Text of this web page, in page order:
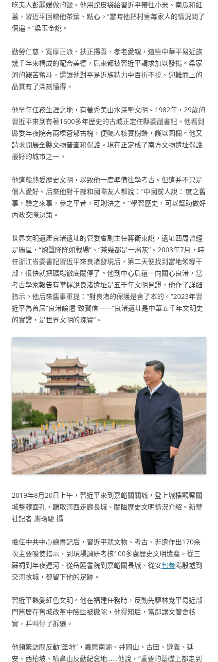
吃夫人彭麗媛做的飯。他用蛇皮袋給習近平帶往小米、南瓜和紅
薯，習近平回贈他茶葉、點心。“當時他把村里每家人的情況問了
個遍。”梁玉金說。
勤勞仁慈、寬厚正派、扶正揚善、孝老愛親，這些中華平易近族
幾千年來構成的配合美德，后來都被習近平請求加以發揚。梁家
河的艱苦奮斗，還讓他對平易近族精力中百折不撓、迎難而上的
品質有了深刻懂得。
他早年任務生涯之地，有著秀美山水深摯文明。1982年，29歲的
習近平來到有著1600多年歷史的古城正定任縣委副書記。他看到
縣委年夜院有兩棵蒼郁古槐，便囑人核實樹齡，護以圍欄。他又
請求開展全縣文物普查和保護。現在正定成了南方文物遺址保護
最好的城市之一。
他這般熱愛歷史文明，以致他一度準備往學考古。但這并不只是
個人愛好。后來他對干部和國際友人都說：“中國前人說：‘度之舊
事，驗之來事，參之平昔，可則決之。’”學習歷史，可以幫助做好
內政交際決策。
世界文明遺產良渚遺址的管委會副主任蔣衛東說，遺址四周曾經
是礦區，“炮聲隆隆如戰場”、“茶幾都是一層灰”。2003年7月，時
任浙江省委書記習近平來良渚發現后，第二天便找到當地領導干
部，很快就把礦場徹底關停了。他到中心后還一向關心良渚，當
考古學家報告有掌握說良渚遺址是五千年文明見證，他作了詳細
指示。他后來舊事重提：“對良渚的保護是舍了本的。”2023年習
近平為首屆“良渚論壇”致賀信——“良渚遺址是中華五千年文明史
的實證，是世界文明的瑰寶”。
2019年8月20日上午，習近平來到嘉峪關關城，登上城樓觀察關
城整體面孔，聽取河西走廊長城、關隘歷史文明情況介紹。新華
社記者 謝環馳 攝
擔任中共中心總書記后，習近平就文物、考古、非遺作出170余
次主要唆使指示，到現場調研考核100多處歷史文明遺產。從三
蘇祠到年夜運河、從岳麓書院到嘉峪關長城、從安包養陽殷墟到
交河故城，都留下他的足跡。
習近平熱愛紅色文明。他在福建任務時，反動先驅林覺平易近部
門舊居在舊城改革中險些被撤除，他得知后，當即讓文管會核
實，并叫停了拆遷。
他頻繁訪問反動“圣地”，嘉興南湖、井岡山、古田、遵義、延
安、西柏坡、噴鼻山反動紀念地……他說，“重要的基礎上都走到